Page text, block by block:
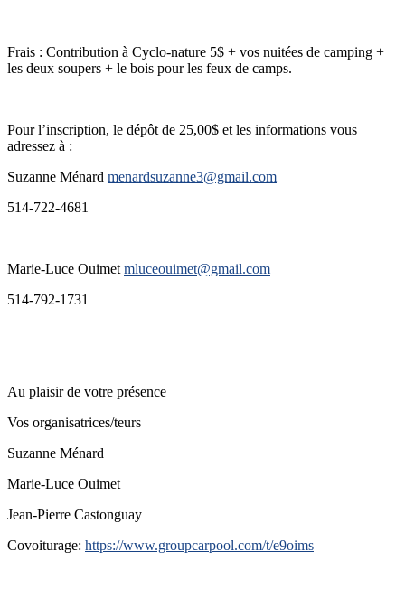
Frais : Contribution à Cyclo-nature 5$ + vos nuitées de camping +
les deux soupers + le bois pour les feux de camps.
Pour l’inscription, le dépôt de 25,00$ et les informations vous
adressez à :
Suzanne Ménard menardsuzanne3@gmail.com
514-722-4681
Marie-Luce Ouimetmluceouimet@gmail.com
514-792-1731
Au plaisir de votre présence
Vos organisatrices/teurs
Suzanne Ménard
Marie-Luce Ouimet
Jean-Pierre Castonguay
Covoiturage: https://www.groupcarpool.com/t/e9oims